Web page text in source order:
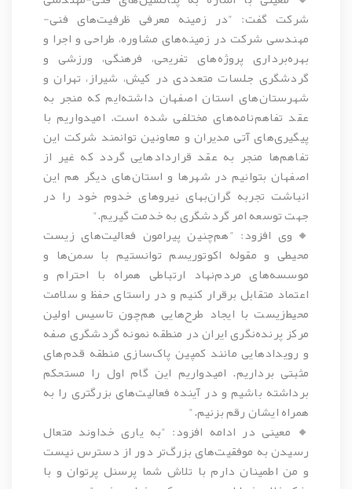
شرکت گفت: "در زمینه معرفی ظرفیت‌های فنی-
مهندسی شرکت در زمینه‌های مشاوره، طراحی و اجرا و
بهره‌برداری پروژه‌های تفریحی، فرهنگی، ورزشی و
گردشگری جلسات متعددی در کیش، شیراز، تهران و
شهرستان‌های استان اصفهان داشته‌ایم که منجر به
عقد تفاهم‌نامه‌های مختلفی شده است. امیدواریم با
پیگیری‌های آتی مدیران و معاونین توانمند شرکت این
تفاهم‌ها منجر به عقد قراردادهایی گردد که غیر از
اصفهان بتوانیم در شهرها و استان‌های دیگر هم این
انباشت تجربه گران‌بهای نیروهای خدوم خود را در
جهت توسعه امر گردشگری به خدمت گیریم."
🔸وی افزود: "هم‌چنین پیرامون فعالیت‌های زیست
محیطی و مقوله اکوتوریسم توانستیم با سمن‌ها و
موسسه‌های مردم‌نهاد ارتباطی همراه با احترام و
اعتماد متقابل برقرار کنیم و در راستای حفظ و سلامت
محیط‌زیست با ایجاد طرح‌هایی هم‌چون تاسیس اولین
مرکز پرنده‌نگری ایران در منطقه نمونه گردشگری صفه
و رویدادهایی مانند کمپین‌ پاک‌سازی منطقه قدم‌های
مثبتی برداریم. امیدواریم این گام اول را مستحکم
برداشته باشیم و در آینده فعالیت‌های بزرگتری را به
همراه ایشان رقم بزنیم."
🔸 معینی در ادامه افزود: "به یاری خداوند متعال
رسیدن به موفقیت‌های بزرگ‌تر دور از دسترس نیست
و من اطمینان دارم با تلاش شما پرسنل پرتوان و با